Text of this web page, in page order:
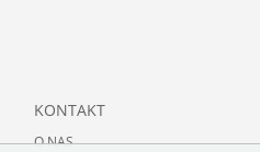
KONTAKT
O NAS